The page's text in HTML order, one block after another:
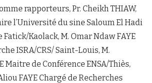
rapporteurs, Pr. Cheikh THIAW,
l’Université du sine Saloum El Hadi
Kaolack, M. Omar Ndaw FAYE
ISRA/CRS/ Saint-Louis, M.
Maitre de Conférence ENSA/Thiès,
FAYE Chargé de Recherches